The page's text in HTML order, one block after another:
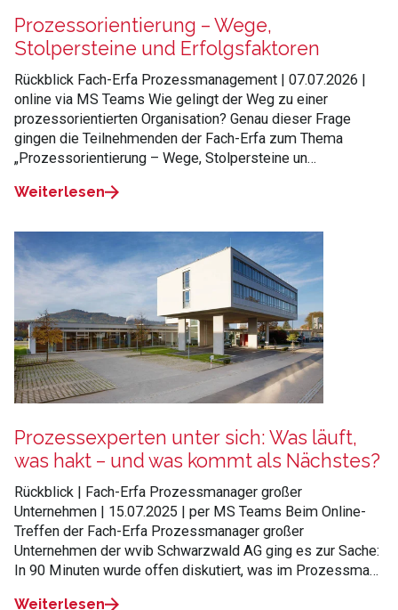
Prozessorientierung – Wege,
Stolpersteine und Erfolgsfaktoren
Rückblick Fach-Erfa Prozessmanagement | 07.07.2026 |
online via MS Teams Wie gelingt der Weg zu einer
prozessorientierten Organisation? Genau dieser Frage
gingen die Teilnehmenden der Fach-Erfa zum Thema
„Prozessorientierung – Wege, Stolpersteine un…
Weiterlesen
Prozessexperten unter sich: Was läuft,
was hakt – und was kommt als Nächstes?
Rückblick | Fach-Erfa Prozessmanager großer
Unternehmen | 15.07.2025 | per MS Teams Beim Online-
Treffen der Fach-Erfa Prozessmanager großer
Unternehmen der wvib Schwarzwald AG ging es zur Sache:
In 90 Minuten wurde offen diskutiert, was im Prozessma…
Weiterlesen